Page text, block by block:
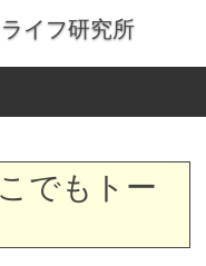
イフ研究所
でもトー